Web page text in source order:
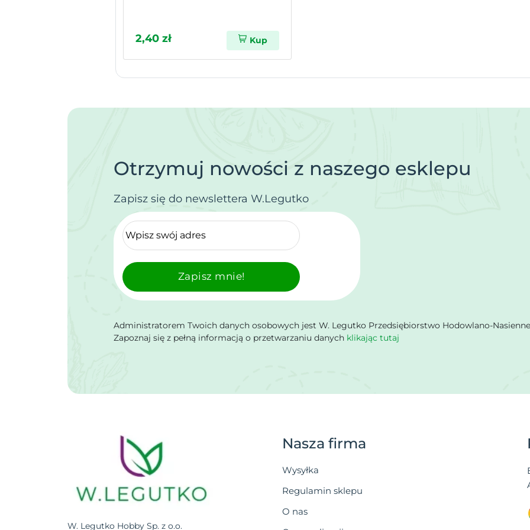
2,40 zł Kup
Otrzymuj nowości z naszego esklepu
Zapisz się do newslettera W.Legutko
Zapisz mnie!
Administratorem Twoich danych osobowych jest W. Legutko Przedsiębiorstwo Hodowlano-
Zapoznaj się z pełną informacją o przetwarzaniu danych klikając tutaj
W. Legutko Hobby Sp. z o.o.
Nasza firma
Wysyłka
Regulamin sklepu
O nas